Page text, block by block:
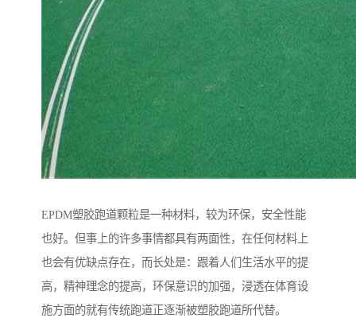
EPDM塑胶跑道颗粒是一种材料，较为环保，安全性能
也好。但事上的许多事情都具有两面性，在任何材料上
也会有优缺点存在，而长处是：跟着人们生活水平的提
高，精神理念的提高，环保意识的加强，浸透在体育设
施方面的就有传统跑道正逐渐被塑胶跑道所代替。